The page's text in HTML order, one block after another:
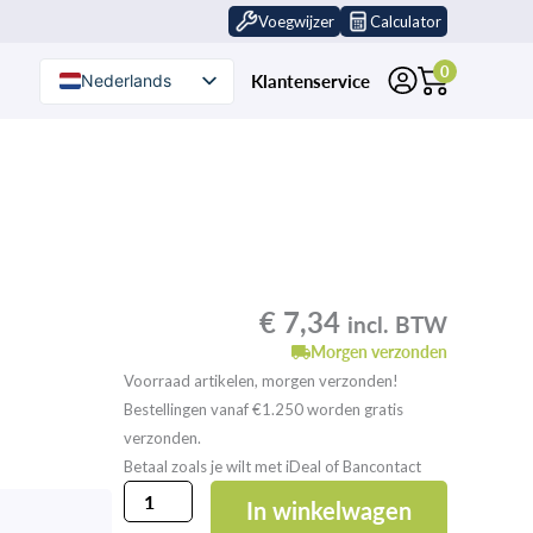
Voegwijzer Calculator
Nederlands
Klantenservice 0
€ 7,34 incl. BTW
Morgen verzonden
Voorraad artikelen, morgen verzonden!
Bestellingen vanaf €1.250 worden gratis
verzonden.
Betaal zoals je wilt met iDeal of Bancontact
Steel
170cm
In winkelwagen